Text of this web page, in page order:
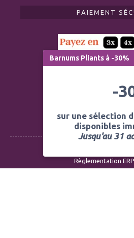
PAIEMENT
Règlementation
Barnums Pliants à -30%
-
sur une sélection
disponibles
Jusqu'au 31